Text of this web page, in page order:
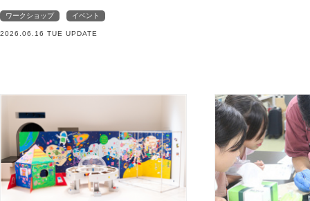
ワークショップ イベント
2026.06.16 TUE UPDATE